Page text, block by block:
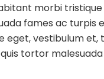
morbi
fames ac turpis
eget, vestibulum
tortor